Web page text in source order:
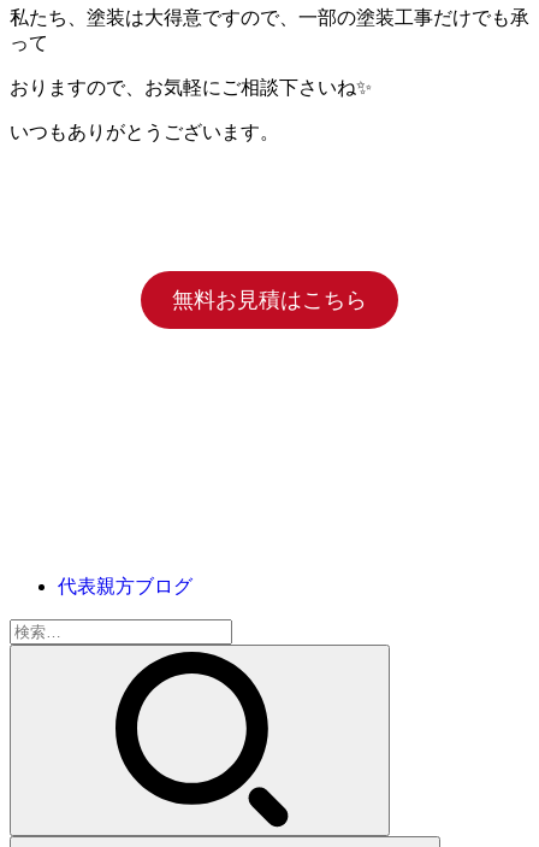
私たち、塗装は大得意ですので、一部の塗装工事だけでも承
って
おりますので、お気軽にご相談下さいね✨
いつもありがとうございます。
無料お見積はこちら
代表親方ブログ
検
索: